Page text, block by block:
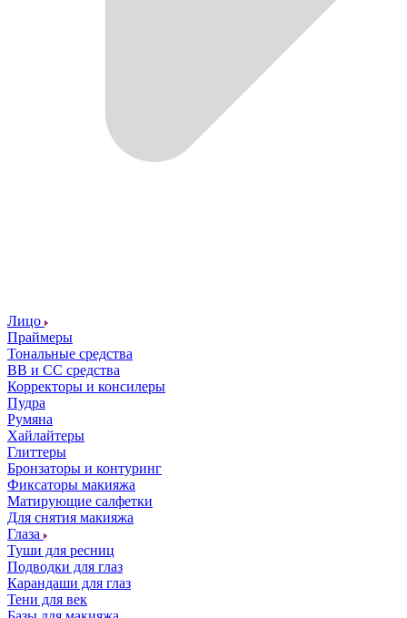
Лицо
Праймеры
Тональные средства
ВВ и СС средства
Корректоры и консилеры
Пудра
Румяна
Хайлайтеры
Глиттеры
Бронзаторы и контуринг
Фиксаторы макияжа
Матирующие салфетки
Для снятия макияжа
Глаза
Туши для ресниц
Подводки для глаз
Карандаши для глаз
Тени для век